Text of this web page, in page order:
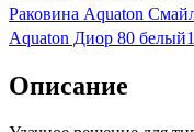
Раковина Aquaton
Aquaton Диор 80 белый
Описание